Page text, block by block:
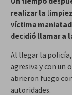
realizar la
víctima
decidió llamar a
Al llegar la
agresiva y con un
abrieron fuego
autoridades.